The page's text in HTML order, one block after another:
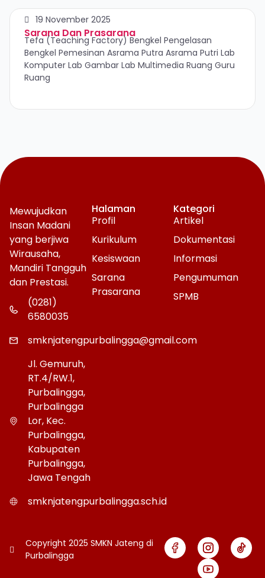
19 November 2025
Sarana Dan Prasarana
Tefa (Teaching Factory) Bengkel Pengelasan
Bengkel Pemesinan Asrama Putra Asrama Putri Lab
Komputer Lab Gambar Lab Multimedia Ruang Guru
Ruang
Mewujudkan
Insan Madani
yang berjiwa
Wirausaha,
Mandiri Tangguh
dan Prestasi.
(0281)
6580035
smknjatengpurbalingga@gmail.com
Jl. Gemuruh,
RT.4/RW.1,
Purbalingga,
Purbalingga
Lor, Kec.
Purbalingga,
Kabupaten
Purbalingga,
Jawa Tengah
smknjatengpurbalingga.sch.id
Halaman
Profil
Kurikulum
Kesiswaan
Sarana
Prasarana
Kategori
Artikel
Dokumentasi
Informasi
Pengumuman
SPMB
Copyright 2025 SMKN Jateng di
Purbalingga